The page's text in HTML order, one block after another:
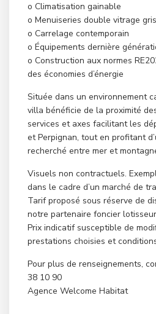
o Climatisation gainable
o Menuiseries double vitrage
o Carrelage contemporain
o Équipements dernière
o Construction aux normes
des économies d’énergie
Située dans un environnement
villa bénéficie de la proximité
services et axes facilitant les
et Perpignan, tout en profitant
recherché entre mer et
Visuels non contractuels.
dans le cadre d’un marché de
Tarif proposé sous réserve de
notre partenaire foncier
Prix indicatif susceptible de
prestations choisies et
Pour plus de renseignements,
38 10 90
Agence Welcome Habitat